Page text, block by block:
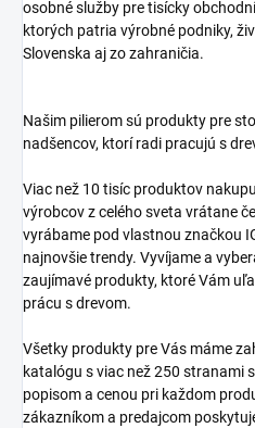
osobné služby pre tisícky
ktorých patria výrobné podniky,
Slovenska aj zo zahraničia.
Našim pilierom sú produkty pre
nadšencov, ktorí radi pracujú s
Viac než 10 tisíc produktov
výrobcov z celého sveta vrátane
vyrábame pod vlastnou značkou
najnovšie trendy. Vyvíjame a
zaujímavé produkty, ktoré Vám
prácu s drevom.
Všetky produkty pre Vás máme
katalógu s viac než 250 stranami
popisom a cenou pri každom
zákazníkom a predajcom